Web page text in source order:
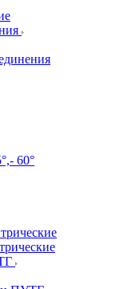
60°